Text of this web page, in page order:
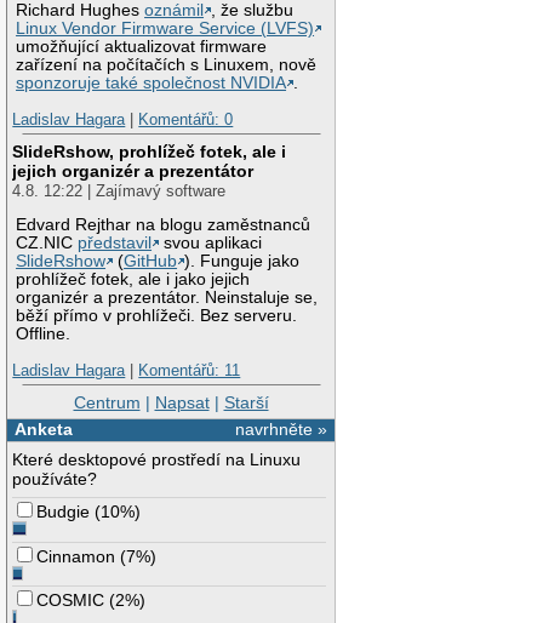
Richard Hughesoznámil
, že službu
Linux Vendor Firmware Service (LVFS)
umožňující aktualizovat firmware
zařízení na počítačích s Linuxem, nově
sponzoruje také společnost NVIDIA .
Ladislav Hagara| Komentářů: 0
SlideRshow, prohlížeč fotek, ale i
jejich organizér a prezentátor
4.8. 12:22 | Zajímavý software
Edvard Rejthar na blogu zaměstnanců
CZ.NIC představil
svou aplikaci
SlideRshow
(GitHub ). Funguje jako
prohlížeč fotek, ale i jako jejich
organizér a prezentátor. Neinstaluje se,
běží přímo v prohlížeči. Bez serveru.
Offline.
Ladislav Hagara| Komentářů: 11
Centrum | Napsat| Starší
navrhněte »
Anketa
Které desktopové prostředí na Linuxu
používáte?
Budgie (10%)
Cinnamon (7%)
COSMIC (2%)